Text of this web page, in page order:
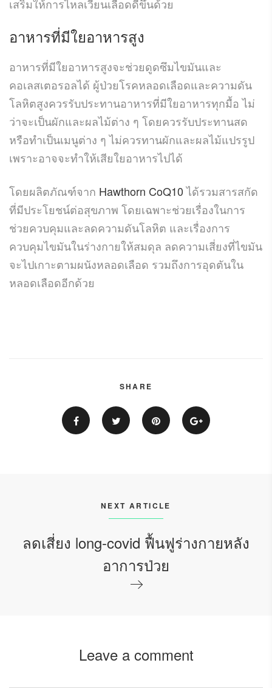
เสริมให้การไหลเวียนเลือดดีขึ้นด้วย
อาหารที่มีใยอาหารสูง
อาหารที่มีใยอาหารสูงจะช่วยดูดซึมไขมันและ
คอเลสเตอรอลได้ ผู้ป่วยโรคหลอดเลือดและความดัน
โลหิตสูงควรรับประทานอาหารที่มีใยอาหารทุกมื้อ ไม่
ว่าจะเป็นผักและผลไม้ต่าง ๆ โดยควรรับประทานสด
หรือทำเป็นเมนูต่าง ๆ ไม่ควรทานผักและผลไม้แปรรูป
เพราะอาจจะทำให้เสียใยอาหารไปได้
โดยผลิตภัณฑ์จาก Hawthorn CoQ10ได้รวมสารสกัด
ที่มีประโยชน์ต่อสุขภาพ โดยเฉพาะช่วยเรื่องในการ
ช่วยควบคุมและลดความดันโลหิต และเรื่องการ
ควบคุมไขมันในร่างกายให้สมดุล ลดความเสี่ยงที่ไขมัน
จะไปเกาะตามผนังหลอดเลือด รวมถึงการอุดตันใน
หลอดเลือดอีกด้วย
SHARE
NEXT ARTICLE
ลดเสี่ยง long-covid ฟื้นฟูร่างกายหลัง
อาการป่วย
Leave a comment